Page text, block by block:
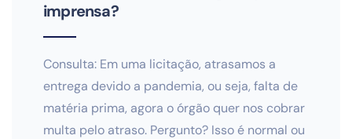
imprensa?
Consulta: Em uma licitação, atrasamos a
entrega devido a pandemia, ou seja, falta de
matéria prima, agora o órgão quer nos cobrar
multa pelo atraso. Pergunto? Isso é normal ou